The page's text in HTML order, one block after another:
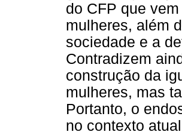
do CFP que
mulheres, além
sociedade e a
Contradizem
construção da
mulheres, mas
Portanto, o
no contexto